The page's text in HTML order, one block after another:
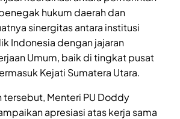
hukum daerah dan
sinergitas antara institusi
Indonesia dengan jajaran
Umum, baik di tingkat pusat
Kejati Sumatera Utara.
tersebut, Menteri PU Doddy
apresiasi atas kerja sama